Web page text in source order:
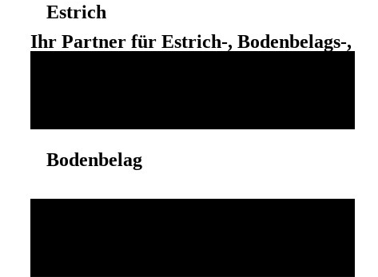
Ihr Partner für Estrich-, Bodenbelags-,
Estrich
Bodenbelag